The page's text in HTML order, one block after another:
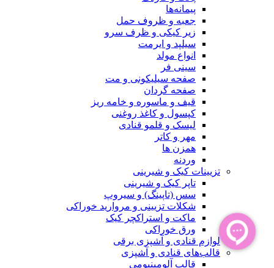
پیمانه‌ها
جعبه و ظروف حمل
زیر کیکی و ظرف سرو
سیلپد و ایرمت
انواع مولد
سینی فر
صفحه سیلیکونی و مت
صفحه گردان
قیف و ماسوره و خامه ریز
کپسول و کاغذ روغنی
لیسک و قلمو قنادی
مهر و کاتر
همزن ها
وردنه
تزیینات کیک و شیرینی
تاپر کیک و شیرینی
سس (تاپینگ) و سیروپ
شکلات تزیینی و مروارید خوراکی
ماکت و استراکچر کیک
ورق خوراکی
لوازم قنادی و آشپزی برقی
قالب‌های قنادی و آشپزی
قالب آلومینیومی